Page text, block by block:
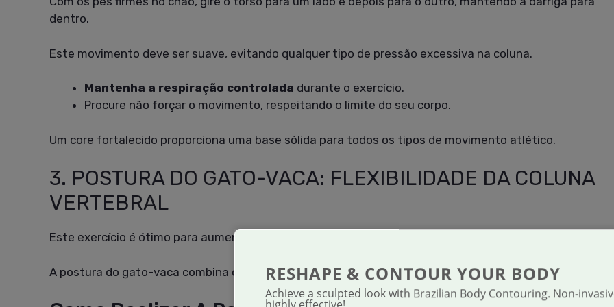
dentro.
Este movimento deve ser suave, evitando qualquer tipo de pressão excessiva na coluna.
Mantenha a respiração controlada durante o exercício.
Procure não forçar o movimento, respeitando o limite do seu corpo.
Um core fortalecido proporciona uma base sólida para todos os tipos de movimento atlético.
3. POSTURA DO GATO-VACA: FLEXIBILIDADE DA COLUNA
VERTEBRAL
Este exercício é ótimo para aumentar a flexibilidade da coluna e aliviar tensões acumuladas.
A postura do gato-vaca combina contração e relaxamento, promovendo a circulação.
RESHAPE & CONTOUR YOUR BODY
Achieve a sculpted look with Brazilian Body Contouring. Non-